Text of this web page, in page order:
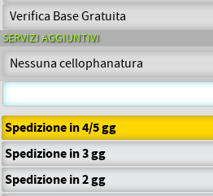
SERVIZI AGGIUNTIVI
Spedizione in 4/5 gg
Spedizione in 3 gg
Spedizione in 2 gg